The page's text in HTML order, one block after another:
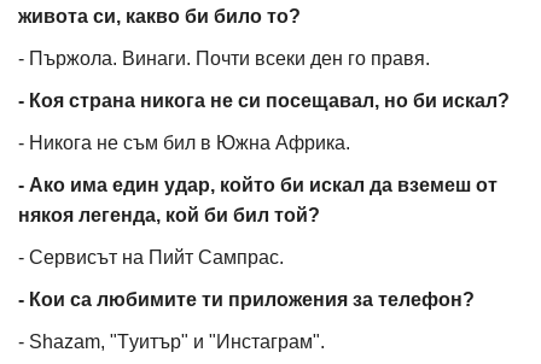
живота си, какво би било то?
- Пържола. Винаги. Почти всеки ден го правя.
- Коя страна никога не си посещавал, но би искал?
- Никога не съм бил в Южна Африка.
- Ако има един удар, който би искал да вземеш от
някоя легенда, кой би бил той?
- Сервисът на Пийт Сампрас.
- Кои са любимите ти приложения за телефон?
- Shazam, "Tуитър" и "Инстаграм".